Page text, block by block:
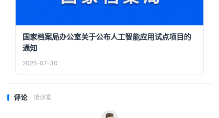
国家档案局办公室关于公布人工智能应用试点项目的
通知
2026-07-30
评论 抢沙发